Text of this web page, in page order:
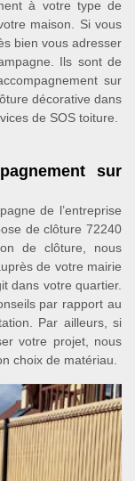
à votre type de
maison. Si vous
bien vous adresser
Ils sont de
sur
décorative dans
de SOS toiture.
sur
de l’entreprise
de clôture 72240
de clôture, nous
de votre mairie
dans votre quartier.
par rapport au
Par ailleurs, si
votre projet, nous
choix de matériau.